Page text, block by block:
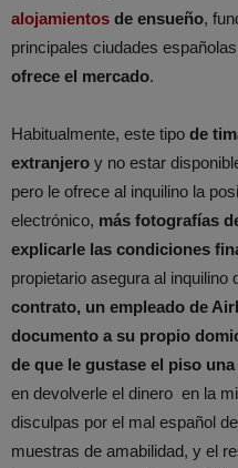
alojamientos de ensueño,
principales ciudades
ofrece el mercado.
Habitualmente, este tipo de
extranjero y no estar
pero le ofrece al inquilino la
electrónico, más fotografías
explicarle las condiciones
propietario asegura al inquilino
contrato, un empleado de
documento a su propio
de que le gustase el piso
en devolverle el dinero en la
disculpas por el mal español
muestras de amabilidad, y el